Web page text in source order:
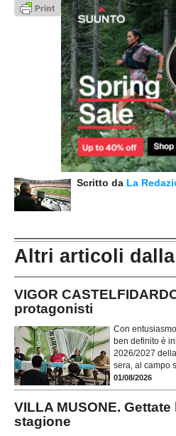
Scritto da La
Altri articoli
VIGOR
protagonisti
Con
ben definito è
2026/2027
sera, al campo
01/08/2026
VILLA MUSONE.
stagione